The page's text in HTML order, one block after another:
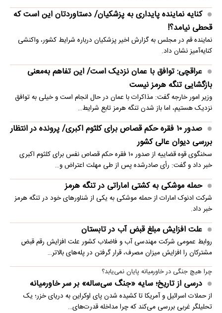
کنایه نماینده پایداری به پزشکیان/ دستاوردتان این است که
قحطی نیامد؟!
نماینده قم در مجلس به گزارش اخیر پزشکیان درباره شرایط کشور، واکنشی
کنایه‌آمیز نشان داد.
عراقچی: توافق با عمان نزدیک است/ این تفاهم به‌معنی
بازگشایی تنگه هرمز نیست
وزیر امور خارجه گفت: مذاکرات با عمان در حال انجام است و خیلی به توافق
نزدیک هستیم، اما باز شدن تنگه هرمز تابع شرایط…
صدور ۱۰ فقره حکم قصاص برای کلثوم اکبری/ پرونده در انتظار
بررسی دیوان عالی کشور
سخنگوی قوه قضاییه از صدور ۱۰ فقره حکم قصاص نفس برای کلثوم اکبری
خبر داد و گفت: رأی صادرشده پس از طی مهلت اعتراض و…
حمله موشکی به کشتی اماراتی در تنگه هرمز
شرکت ادنوک امارات از حمله موشکی به یکی از شناورهای خود در تنگه هرمز
خبر داد.
علت افزایش مبلغ قبض آب در تابستان
روابط عمومی شرکت مهندسی آب و فاضلاب کشور علت افزایش رقم قبض
مشترکان را افزایش میزان مصرف، قرار گرفتن در پله‌های بالاتر…
چرا هیچ جنگی در خاورمیانه پایان نمی‌یابد؟
درسی از تاریخ؛ سایه «جنگ سی‌ساله» بر سر خاورمیانه
از حملات اسرائیل و آمریکا تا کشیده شدن پای اوکراین به دریای خزر؛ یک
تحلیلگر غربی بررسی می‌کند که چرا مداخله قدرت‌های…